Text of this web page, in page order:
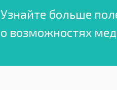
Узнайте больше
о возможностях